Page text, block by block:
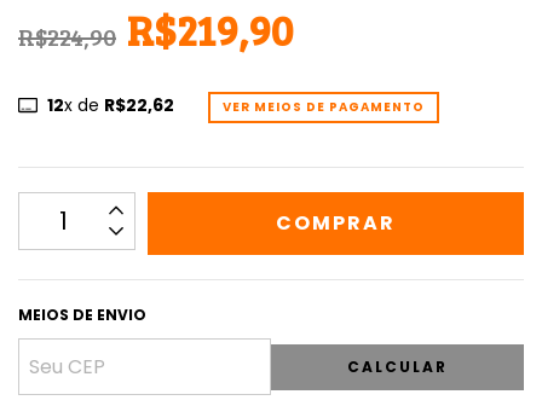
R$224,90 R$219,90
12x de R$22,62 VER MEIOS DE PAGAMENTO
MEIOS DE ENVIO
CALCULAR